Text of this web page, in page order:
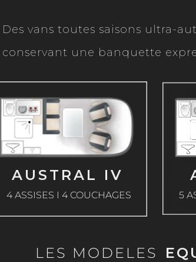
LES MODELES
Des vans toutes saisons ultra-
conservant une banquette
5
4 ASSISES I 4 COUCHAGES
AUSTRAL IV
EXPLORER